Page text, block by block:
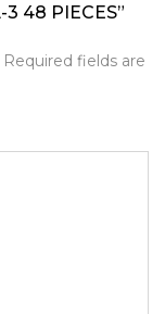
3 48 PIECES”
Required fields are